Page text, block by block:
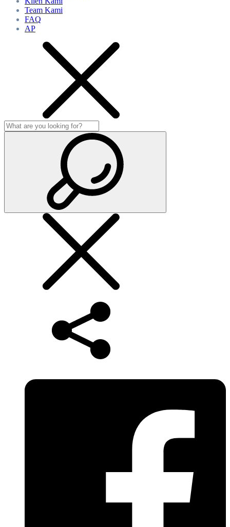
Team Kami
FAQ
AP